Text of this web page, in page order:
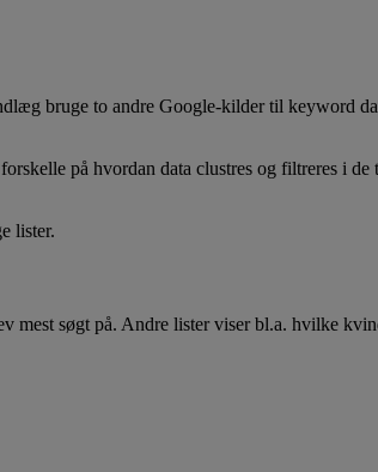
bruge to andre Google-kilder til keyword
på hvordan data clustres og filtreres i
lister.
mest søgt på. Andre lister viser bl.a. hvilke